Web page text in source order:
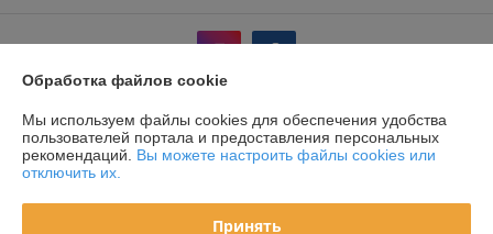
Информация для покупателя
Юридическое лицо:
Регистрационный номер ЕГР: 193936025
Обработка файлов cookie
Мы используем файлы cookies для обеспечения удобства
пользователей портала и предоставления персональных
рекомендаций. Вы можете настроить файлы cookies или
отключить их.
Принять